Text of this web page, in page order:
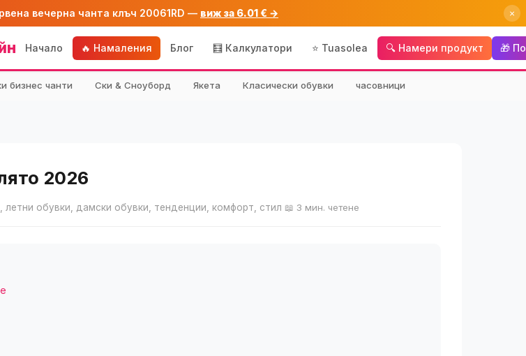
вечерна чанта клъч 20061RD — виж за 6.01 € → ×
Начало 🔥 Намаления Блог 🧮 Калкулатори ⭐ Tuasolea 🔍 Намери продукт 🎁
бизнес чанти Ски & Сноуборд Якета Класически обувки часовници
2026
летни обувки, дамски обувки, тенденции, комфорт, стил 📖 3 мин. четене